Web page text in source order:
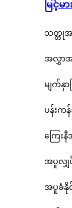
မြင့်မ
သတ္တုအ
အလွှာ
မျက်နှာ
ပန်းက
ကြေးနီ
အပူလျှပ်
အပူခံနိုင်